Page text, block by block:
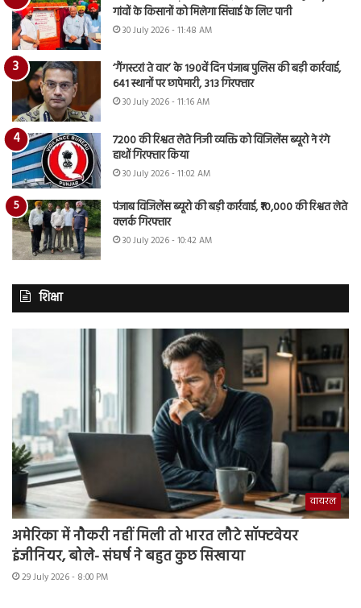
गांवों के किसानों को मिलेगा सिंचाई के लिए पानी
30 July 2026 - 11:48 AM
‘गैंगस्टरां ते वार’ के 190वें दिन पंजाब पुलिस की बड़ी कार्रवाई,
641 स्थानों पर छापेमारी, 313 गिरफ्तार
30 July 2026 - 11:16 AM
7200 की रिश्वत लेते निजी व्यक्ति को विजिलेंस ब्यूरो ने रंगे
हाथों गिरफ्तार किया
30 July 2026 - 11:02 AM
पंजाब विजिलेंस ब्यूरो की बड़ी कार्रवाई, ₹10,000 की रिश्वत लेते
क्लर्क गिरफ्तार
30 July 2026 - 10:42 AM
शिक्षा
वायरल
अमेरिका में नौकरी नहीं मिली तो भारत लौटे सॉफ्टवेयर
इंजीनियर, बोले- संघर्ष ने बहुत कुछ सिखाया
29 July 2026 - 8:00 PM